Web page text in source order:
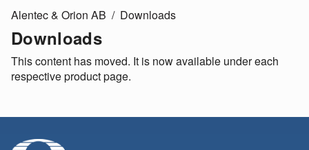
Alentec & Orion AB Downloads
Downloads
This content has moved. It is now available under each
respective product page.